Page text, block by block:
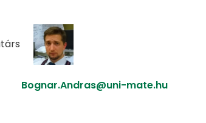
Bognar.Andras@uni-mate.hu